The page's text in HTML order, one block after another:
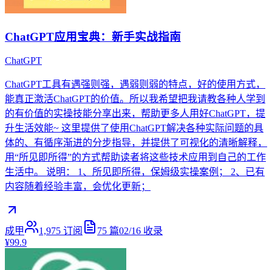
ChatGPT应用宝典：新手实战指南
ChatGPT
ChatGPT工具有遇强则强，遇弱则弱的特点，好的使用方式，
能真正激活ChatGPT的价值。所以我希望把我请教各种人学到
的有价值的实操技能分享出来，帮助更多人用好ChatGPT，提
升生活效能~ 这里提供了使用ChatGPT解决各种实际问题的具
体的、有循序渐进的分步指导，并提供了可视化的清晰解释，
用“所见即所得”的方式帮助读者将这些技术应用到自己的工作
生活中。 说明： 1、所见即所得，保姆级实操案例； 2、已有
内容随着经验丰富，会优化更新；
成甲 1,975 订阅 75 篇02/16 收录
¥99.9